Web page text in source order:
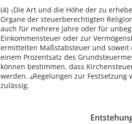
(4) 1 Die Art und die Höhe der zu
Organe der steuerberechtigten
auch für mehrere Jahre oder für
Einkommensteuer oder zur
ermittelten Maßstabsteuer und soweit
einem Prozentsatz des
können bestimmen, dass
werden.4Regelungen zur
zulässig.